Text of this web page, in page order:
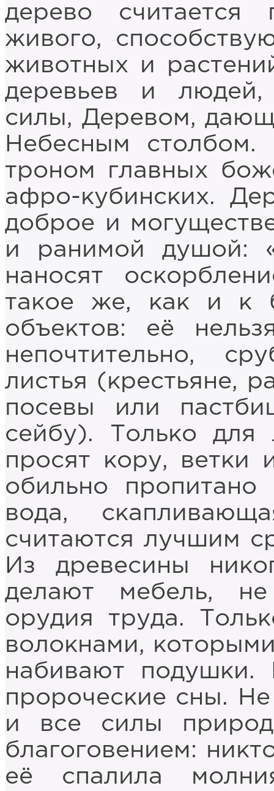
дерево считается
живого,
животных и
деревьев и людей,
силы, Деревом,
Небесным
троном главных
афро-кубинских.
доброе и
и ранимой душой:
наносят
такое же, как и к
объектов: её
непочтительно,
листья (крестьяне,
посевы или
сейбу). Только для
просят кору, ветки
обильно
вода,
считаются лучшим
Из древесины
делают мебель,
орудия труда.
волокнами,
набивают подушки.
пророческие сны.
и все силы
благоговением:
её спалила